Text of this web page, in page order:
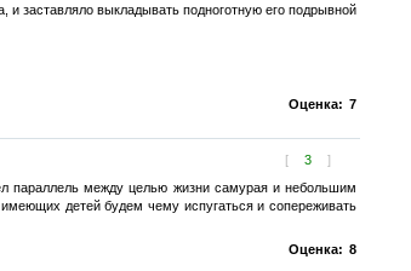
и заставляло выкладывать подноготную его подрывной
Оценка: 7
[ 3 ]
параллель между целью жизни самурая и небольшим
детей будем чему испугаться и сопереживать
Оценка: 8